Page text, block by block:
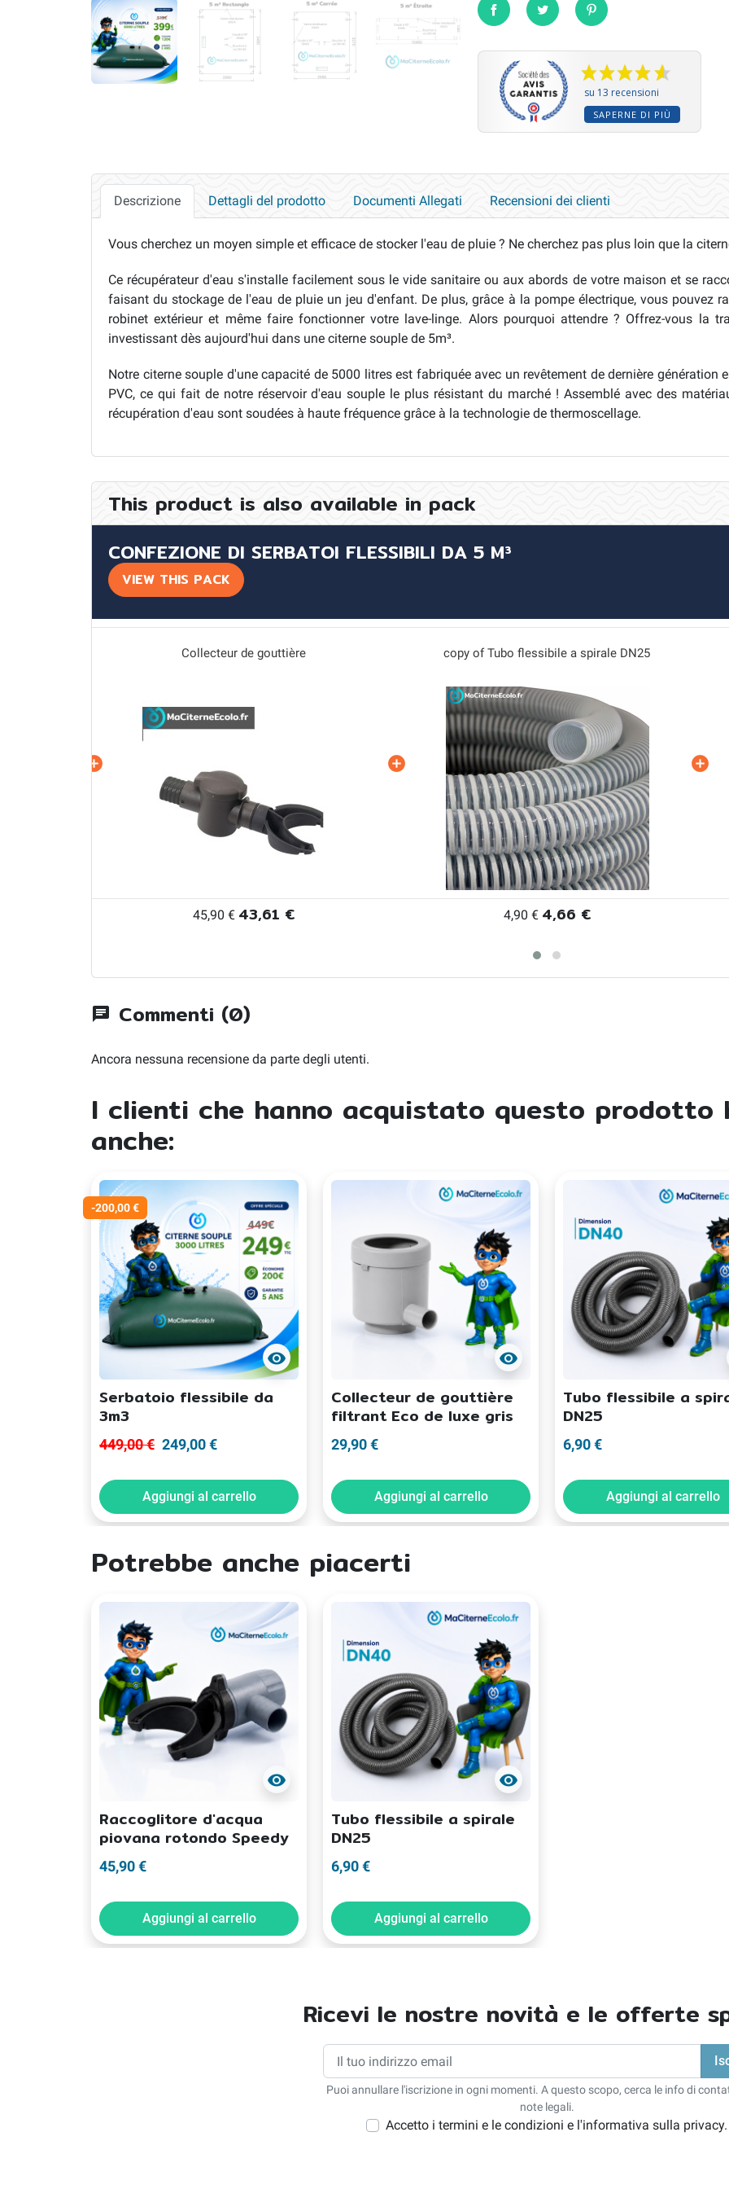
CondividiTwitta Pinterest
su 13 recensioni
SAPERNE DI PIÙ
Descrizione Dettagli del prodotto Documenti Allegati Recensioni dei clienti
Vous cherchez un moyen simple et efficace de stocker l'eau de pluie ? Ne cherchez pas plus loin que la
Ce récupérateur d'eau s'installe facilement sous le vide sanitaire ou aux abords de votre maison et se
faisant du stockage de l'eau de pluie un jeu d'enfant. De plus, grâce à la pompe électrique, vous pouvez
robinet extérieur et même faire fonctionner votre lave-linge. Alors pourquoi attendre ? Offrez-vous la
investissant dès aujourd'hui dans une citerne souple de 5m³.
Notre citerne souple d'une capacité de 5000 litres est fabriquée avec un revêtement de dernière génération
PVC, ce qui fait de notre réservoir d'eau souple le plus résistant du marché ! Assemblé avec des
récupération d'eau sont soudées à haute fréquence grâce à la technologie de thermoscellage.
This product is also available in pack
CONFEZIONE DI SERBATOI FLESSIBILI DA 5 M³
VIEW THIS PACK
Collecteur de gouttière
45,90 € 43,61 €
copy of Tubo flessibile a spirale DN25
4,90 € 4,66 €
chat Commenti (0)
Ancora nessuna recensione da parte degli utenti.
I clienti che hanno acquistato questo prodotto
anche:
-200,00 €
visibility
Serbatoio flessibile da
3m3
449,00 € 249,00 €
Aggiungi al carrello
visibility
Collecteur de gouttière
filtrant Eco de luxe gris
29,90 €
Aggiungi al carrello
Tubo flessibile a
DN25
6,90 €
Aggiungi al carrello
Potrebbe anche piacerti
visibility
Raccoglitore d'acqua
piovana rotondo Speedy
45,90 €
Aggiungi al carrello
visibility
Tubo flessibile a spirale
DN25
6,90 €
Aggiungi al carrello
Ricevi le nostre novità e le offerte
Puoi annullare l'iscrizione in ogni momenti. A questo scopo, cerca le info di
note legali.
Accetto i termini e le condizioni e l'informativa sulla privacy.